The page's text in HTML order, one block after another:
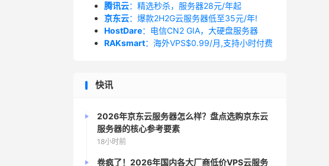
腾讯云：精选秒杀，服务器28元/年起
京东云：爆款2H2G云服务器低至35元/年!
HostDare：电信CN2 GIA，大硬盘服务器
RAKsmart：海外VPS$0.99/月,支持小时付费
快讯
2026年京东云服务器怎么样？盘点选购京东云
服务器的核心参考要素
18小时前
卷疯了！2026年国内各大厂商低价VPS云服务